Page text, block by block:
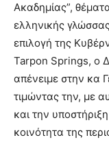
Ακαδημίας”,
ελληνικής
επιλογή της
Tarpon Springs, ο
απένειμε στην κα
τιμώντας την, με
και την
κοινότητα της